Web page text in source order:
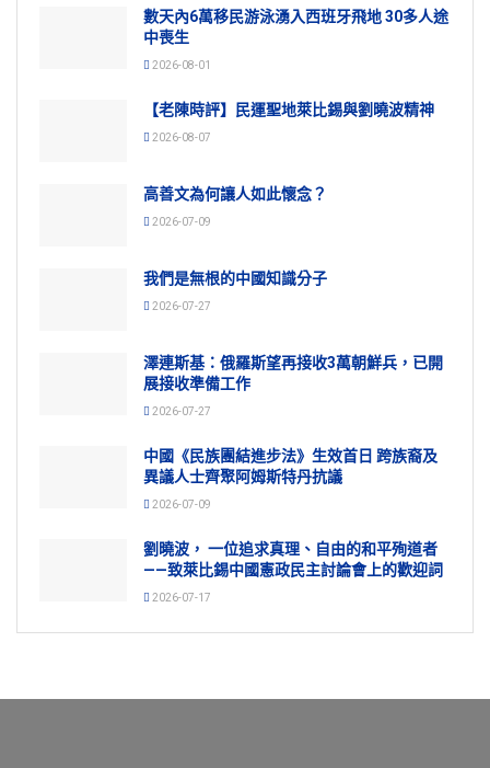
數天內6萬移民游泳湧入西班牙飛地 30多人途
中喪生
2026-08-01
【老陳時評】民運聖地萊比錫與劉曉波精神
2026-08-07
高善文為何讓人如此懷念？
2026-07-09
我們是無根的中國知識分子
2026-07-27
澤連斯基：俄羅斯望再接收3萬朝鮮兵，已開
展接收準備工作
2026-07-27
中國《民族團結進步法》生效首日 跨族裔及
異議人士齊聚阿姆斯特丹抗議
2026-07-09
劉曉波， 一位追求真理、自由的和平殉道者
——致萊比錫中國憲政民主討論會上的歡迎詞
2026-07-17